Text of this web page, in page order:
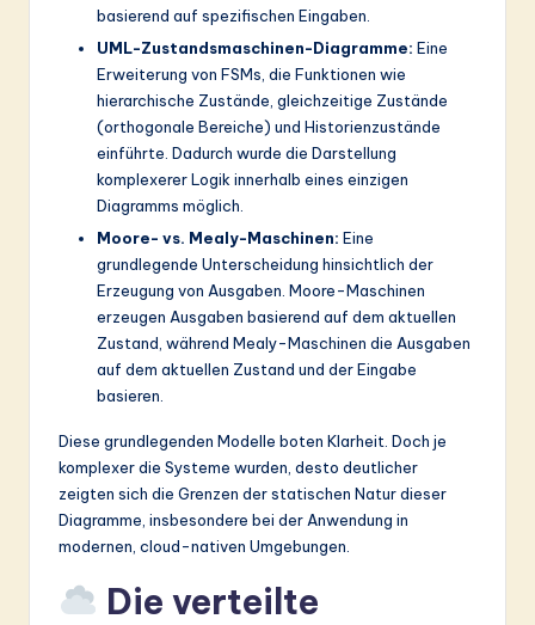
basierend auf spezifischen Eingaben.
UML-Zustandsmaschinen-Diagramme: Eine
Erweiterung von FSMs, die Funktionen wie
hierarchische Zustände, gleichzeitige Zustände
(orthogonale Bereiche) und Historienzustände
einführte. Dadurch wurde die Darstellung
komplexerer Logik innerhalb eines einzigen
Diagramms möglich.
Moore- vs. Mealy-Maschinen: Eine
grundlegende Unterscheidung hinsichtlich der
Erzeugung von Ausgaben. Moore-Maschinen
erzeugen Ausgaben basierend auf dem aktuellen
Zustand, während Mealy-Maschinen die Ausgaben
auf dem aktuellen Zustand und der Eingabe
basieren.
Diese grundlegenden Modelle boten Klarheit. Doch je
komplexer die Systeme wurden, desto deutlicher
zeigten sich die Grenzen der statischen Natur dieser
Diagramme, insbesondere bei der Anwendung in
modernen, cloud-nativen Umgebungen.
Die verteilte